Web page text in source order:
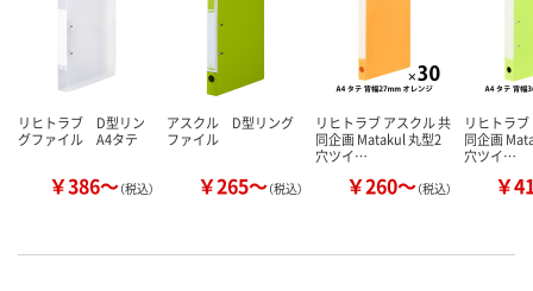
リヒトラブ D型リン
グファイル A4タテ
￥386～（税込）
アスクル D型リング
ファイル
￥265～（税込）
リヒトラブ アスクル 共
同企画 Matakul 丸型2
穴ツイ…
￥260～（税込）
リヒトラ
同企画
穴ツイ…
￥